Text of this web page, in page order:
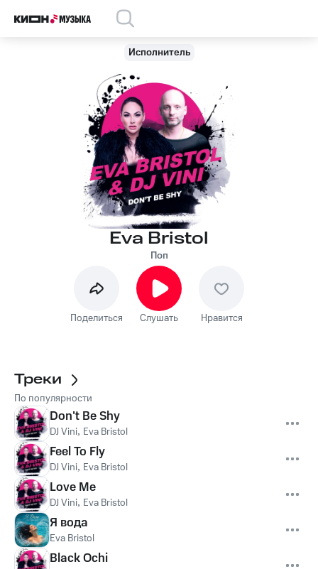
Исполнитель
Eva Bristol
Поп
Поделиться Слушать Нравится
Треки
По популярности
Don't Be Shy
DJ Vini, Eva Bristol
Feel To Fly
DJ Vini, Eva Bristol
Love Me
DJ Vini, Eva Bristol
Я вода
Eva Bristol
Black Ochi